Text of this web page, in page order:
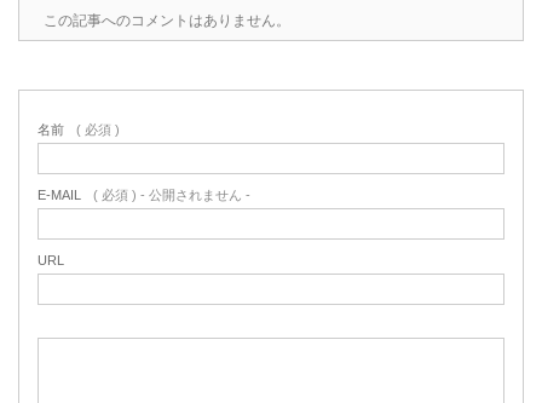
この記事へのコメントはありません。
名前 ( 必須 )
E-MAIL ( 必須 ) - 公開されません -
URL